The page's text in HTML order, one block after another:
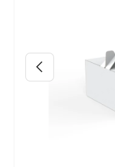
Prethodno